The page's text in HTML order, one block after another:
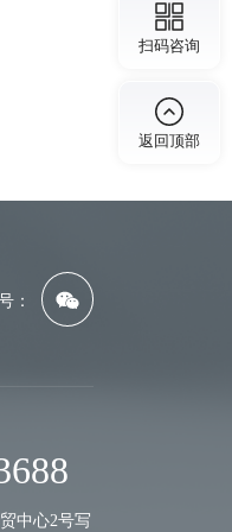
：
中心2号写
扫码咨询
返回顶部